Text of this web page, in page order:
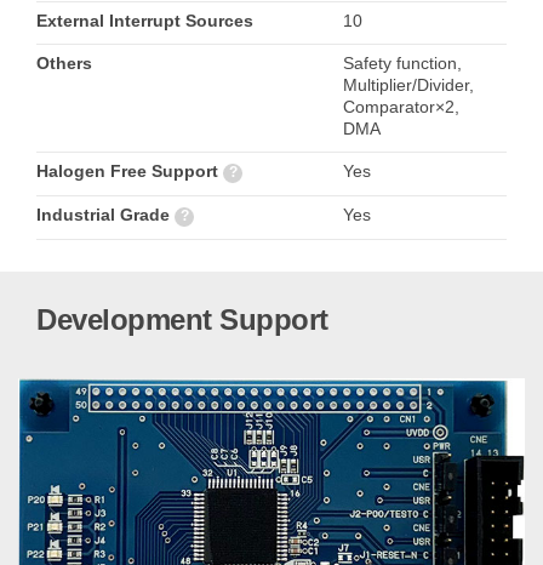
External Interrupt Sources 10
Others
Safety function,
Multiplier/Divider,
Comparator×2,
DMA
Halogen Free Support ? Yes
Industrial Grade ? Yes
Development Support